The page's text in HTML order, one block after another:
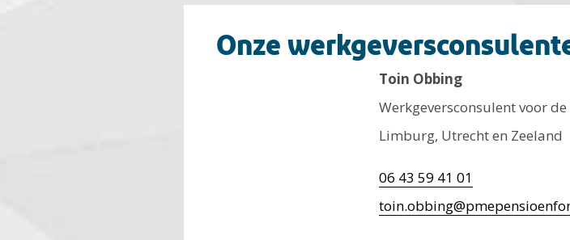
Onze
Toin Obbing
Werkgeversconsulent voor
Limburg, Utrecht en Zeeland
06 43 59 41 01